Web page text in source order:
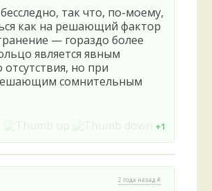
так что, по-моему,
как на решающий фактор
— гораздо более
является явным
но при
сомнительным
+1
2 года назад #